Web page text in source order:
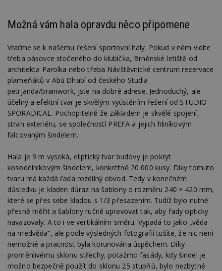
Možná vám hala opravdu něco připomene
Vraťme se k našemu řešení sportovní haly. Pokud v něm vidíte
třeba pásovce stočeného do klubíčka, Brněnské letiště od
architekta Parolka nebo třeba Návštěvnické centrum rezervace
plameňáků v Abú Dhabí od českého Studia
petrjanda/brainwork, jste na dobré adrese. Jednoduchý, ale
účelný a efektní tvar je skvělým vyústěním řešení od STUDIO
SPORADICAL. Pochopitelně že základem je skvělé spojení,
stran exteriéru, se společností PREFA a jejich hliníkovým
falcovaným šindelem.
Hala je 9 m vysoká, eliptický tvar budovy je pokryt
kosodélníkovým šindelem, konkrétně 20 000 kusy. Díky tomuto
tvaru má každá řada rozdílný obvod. Tedy v konečném
důsledku je kladen důraz na šablony o rozměru 240 × 420 mm,
které se přes sebe kladou s 1/3 přesazením. Tudíž bylo nutné
přesně měřit a šablony ručně upravovat tak, aby řady opticky
navazovaly. A to i ve vertikálním směru. Vypadá to jako „věda
na medvěda“, ale podle výsledných fotografií tušíte, že nic není
nemožné a pracnost byla korunována úspěchem. Díky
proměnlivému sklonu střechy, potažmo fasády, kdy šindel je
možno bezpečně použít do sklonu 25 stupňů, bylo nezbytné